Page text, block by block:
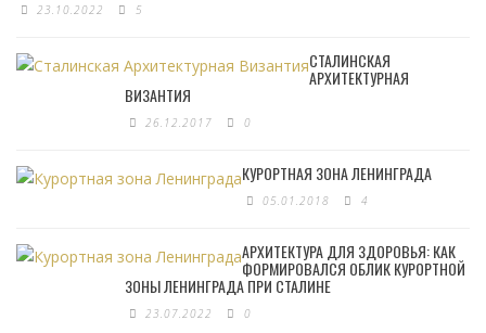
23.10.2022 5
СТАЛИНСКАЯ
АРХИТЕКТУРНАЯ
ВИЗАНТИЯ
26.12.2017 0
КУРОРТНАЯ ЗОНА ЛЕНИНГРАДА
05.01.2018 4
АРХИТЕКТУРА ДЛЯ ЗДОРОВЬЯ: КАК
ФОРМИРОВАЛСЯ ОБЛИК КУРОРТНОЙ
ЗОНЫ ЛЕНИНГРАДА ПРИ СТАЛИНЕ
23.07.2022 0